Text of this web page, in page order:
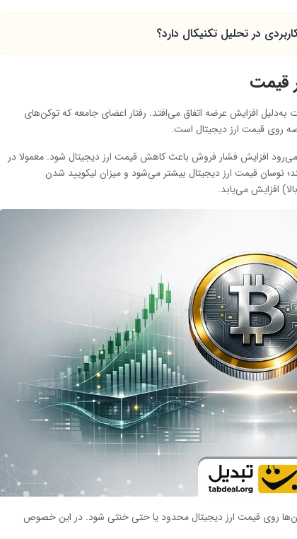
در تحلیل تکنیکال دارد؟
به‌دلیل افزایش عرضه اتفاق می‌افتد. رفتار اعضای جامعه که توکن‌های
روی قیمت ارز دیجیتال است.
می‌رود افزایش فشار فروش باعث کاهش قیمت ارز دیجیتال شود. معمولا در
نوسان قیمت ارز دیجیتال بیشتر می‌شود و میزان لیکویید شدن
افزایش می‌یابد.
روی قیمت ارز دیجیتالمحدود یا حتی خنثی شود. در این خصوص